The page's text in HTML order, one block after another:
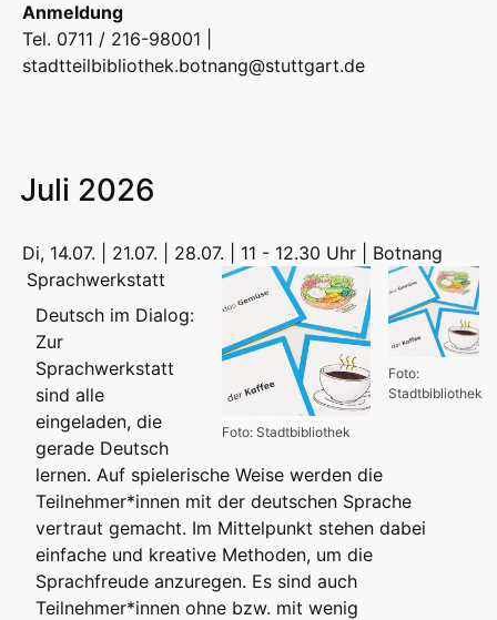
Anmeldung
Tel. 0711 / 216-98001 |
stadtteilbibliothek.botnang@stuttgart.de
Juli 2026
Di, 14.07. | 21.07. | 28.07. | 11 - 12.30 Uhr | Botnang
Foto:
Stadtbibliothek
Foto: Stadtbibliothek
Sprachwerkstatt
Deutsch im Dialog:
Zur
Sprachwerkstatt
sind alle
eingeladen, die
gerade Deutsch
lernen. Auf spielerische Weise werden die
Teilnehmer*innen mit der deutschen Sprache
vertraut gemacht. Im Mittelpunkt stehen dabei
einfache und kreative Methoden, um die
Sprachfreude anzuregen. Es sind auch
Teilnehmer*innen ohne bzw. mit wenig